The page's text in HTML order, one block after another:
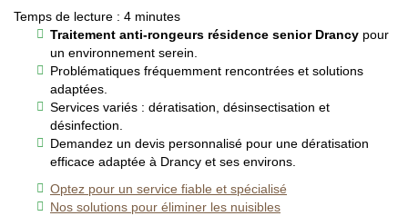
Temps de lecture : 4 minutes
Traitement anti-rongeurs résidence senior Drancy pour
un environnement serein.
Problématiques fréquemment rencontrées et solutions
adaptées.
Services variés : dératisation, désinsectisation et
désinfection.
Demandez un devis personnalisé pour une dératisation
efficace adaptée à Drancy et ses environs.
Optez pour un service fiable et spécialisé
Nos solutions pour éliminer les nuisibles